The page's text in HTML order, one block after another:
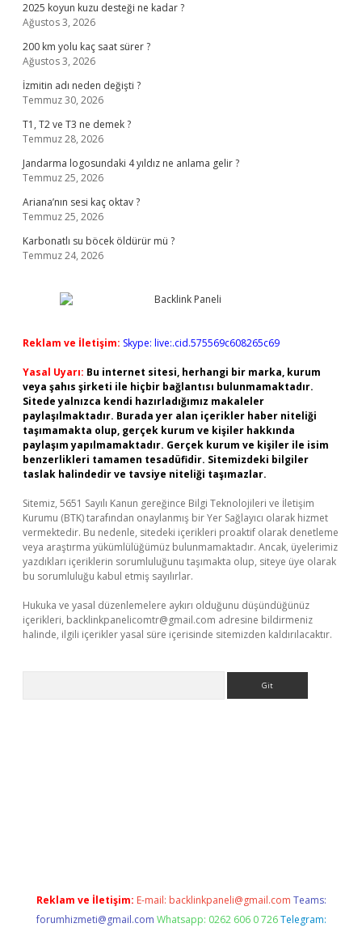
2025 koyun kuzu desteği ne kadar ?
Ağustos 3, 2026
200 km yolu kaç saat sürer ?
Ağustos 3, 2026
İzmitin adı neden değişti ?
Temmuz 30, 2026
T1, T2 ve T3 ne demek ?
Temmuz 28, 2026
Jandarma logosundaki 4 yıldız ne anlama gelir ?
Temmuz 25, 2026
Ariana’nın sesi kaç oktav ?
Temmuz 25, 2026
Karbonatlı su böcek öldürür mü ?
Temmuz 24, 2026
Reklam ve İletişim: Skype: live:.cid.575569c608265c69
Yasal Uyarı: Bu internet sitesi, herhangi bir marka, kurum
veya şahıs şirketi ile hiçbir bağlantısı bulunmamaktadır.
Sitede yalnızca kendi hazırladığımız makaleler
paylaşılmaktadır. Burada yer alan içerikler haber niteliği
taşımamakta olup, gerçek kurum ve kişiler hakkında
paylaşım yapılmamaktadır. Gerçek kurum ve kişiler ile isim
benzerlikleri tamamen tesadüfidir. Sitemizdeki bilgiler
taslak halindedir ve tavsiye niteliği taşımazlar.
Sitemiz, 5651 Sayılı Kanun gereğince Bilgi Teknolojileri ve İletişim
Kurumu (BTK) tarafından onaylanmış bir Yer Sağlayıcı olarak hizmet
vermektedir. Bu nedenle, sitedeki içerikleri proaktif olarak denetleme
veya araştırma yükümlülüğümüz bulunmamaktadır. Ancak, üyelerimiz
yazdıkları içeriklerin sorumluluğunu taşımakta olup, siteye üye olarak
bu sorumluluğu kabul etmiş sayılırlar.
Hukuka ve yasal düzenlemelere aykırı olduğunu düşündüğünüz
içerikleri, backlinkpanelicomtr@gmail.com adresine bildirmeniz
halinde, ilgili içerikler yasal süre içerisinde sitemizden kaldırılacaktır.
Reklam ve İletişim: E-mail: backlinkpaneli@gmail.com Teams:
forumhizmeti@gmail.com Whatsapp: 0262 606 0 726 Telegram: